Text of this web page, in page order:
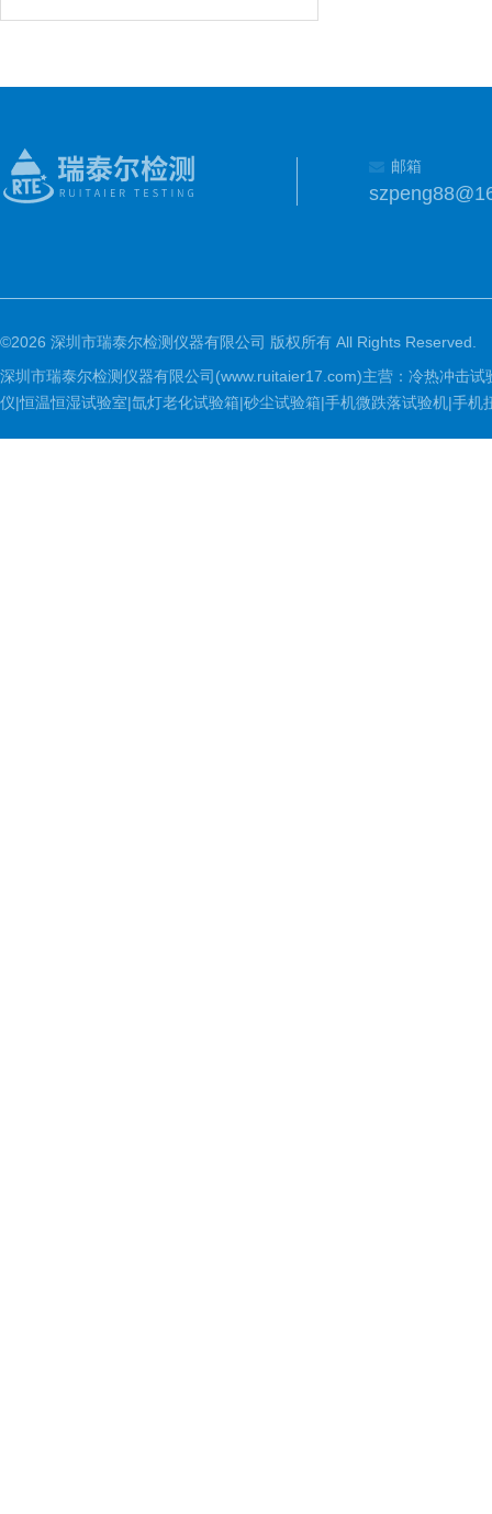
邮箱
©2026 深圳市瑞泰尔检测仪器有限公司 版权所有 All Rights Reserved.
深圳市瑞泰尔检测仪器有限公司(www.ruitaier17.com)主营：冷热冲击
仪|恒温恒湿试验室|氙灯老化试验箱|砂尘试验箱|手机微跌落试验机|手机